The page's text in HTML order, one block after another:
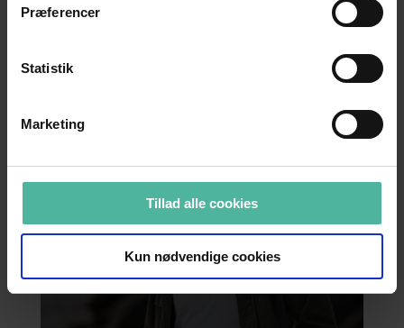
Præferencer
Statistik
Marketing
Tillad alle cookies
Kun nødvendige cookies